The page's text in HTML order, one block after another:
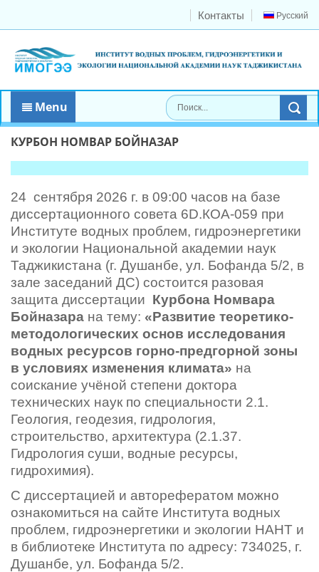
Русский
Контакты
Menu
КУРБОН НОМВАР БОЙНАЗАР
24 сентября 2026 г. в 09:00 часов на базе
диссертационного совета 6D.КОА-059 при
Институте водных проблем, гидроэнергетики
и экологии Национальной академии наук
Таджикистана (г. Душанбе, ул. Бофанда 5/2, в
зале заседаний ДС) состоится разовая
защита диссертации Курбона Номвара
Бойназара на тему: «Развитие теоретико-
методологических основ исследования
водных ресурсов горно-предгорной зоны
в условиях изменения климата» на
соискание учёной степени доктора
технических наук по специальности 2.1.
Геология, геодезия, гидрология,
строительство, архитектура (2.1.37.
Гидрология суши, водные ресурсы,
гидрохимия).
С диссертацией и авторефератом можно
ознакомиться на сайте Института водных
проблем, гидроэнергетики и экологии НАНТ и
в библиотеке Института по адресу: 734025, г.
Душанбе, ул. Бофанда 5/2.